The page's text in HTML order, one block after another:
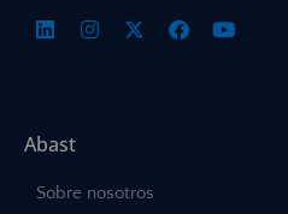
Abast
Sobre nosotros